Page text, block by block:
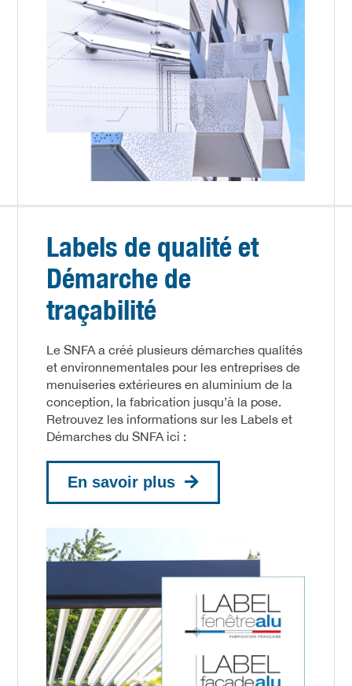
Labels de qualité et
Démarche de
traçabilité
Le SNFA a créé plusieurs démarches qualités
et environnementales pour les entreprises de
menuiseries extérieures en aluminium de la
conception, la fabrication jusqu’à la pose.
Retrouvez les informations sur les Labels et
Démarches du SNFA ici :
En savoir plus